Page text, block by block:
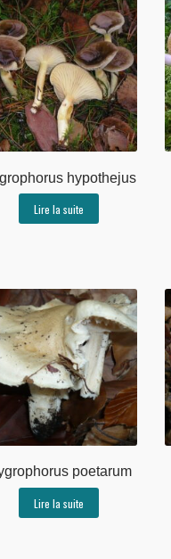
hypothejus
Lire la suite
poetarum
Lire la suite